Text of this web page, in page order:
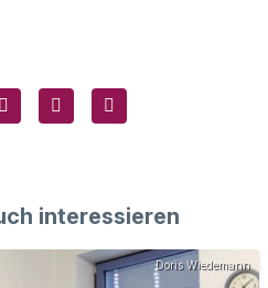
interessieren
Doris Wiedemann